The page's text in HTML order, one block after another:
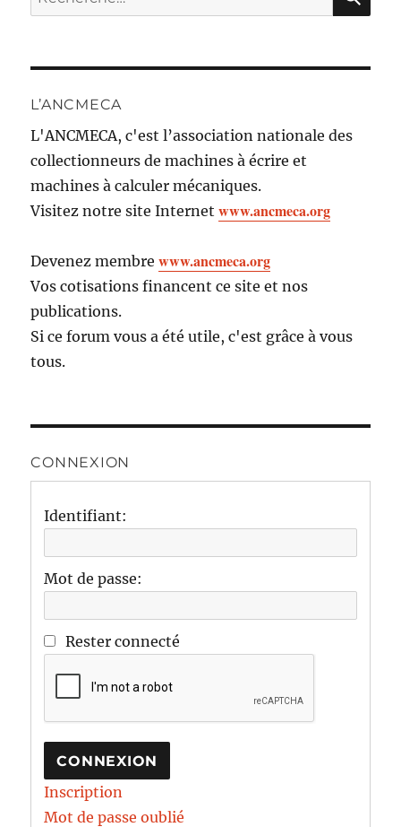
pour :
L’ANCMECA
L'ANCMECA, c'est l’association nationale des
collectionneurs de machines à écrire et
machines à calculer mécaniques.
Visitez notre site Internetwww.ancmeca.org
Devenez membrewww.ancmeca.org
Vos cotisations financent ce site et nos
publications.
Si ce forum vous a été utile, c'est grâce à vous
tous.
CONNEXION
Identifiant:
Mot de passe:
Rester connecté
CONNEXION
Inscription
Mot de passe oublié